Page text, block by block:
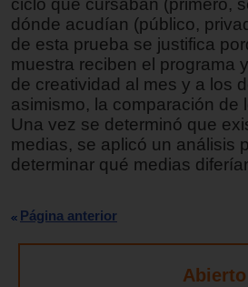
ciclo que cursaban (primero,
dónde acudían (público,
de esta prueba se justifica
muestra reciben el programa
de creatividad al mes y a los
asimismo, la comparación de
Una vez se determinó que
medias, se aplicó un análisis
determinar qué medias
Página anterior